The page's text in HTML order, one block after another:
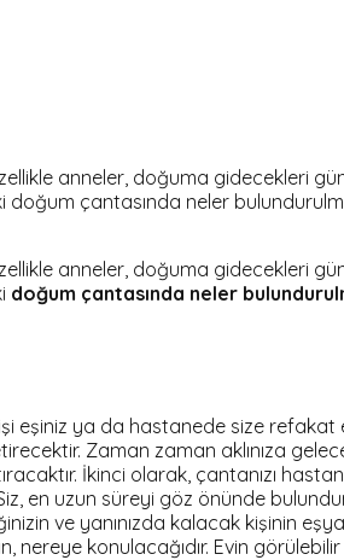
anneler, doğuma gidecekleri
çantasında neler
anneler, doğuma gidecekleri
doğum çantasında neler
eşiniz ya da hastanede size
Zaman zaman aklınıza
İkinci olarak, çantanızı
en uzun süreyi göz önünde
ve yanınızda kalacak kişinin
nereye konulacağıdır. Evin